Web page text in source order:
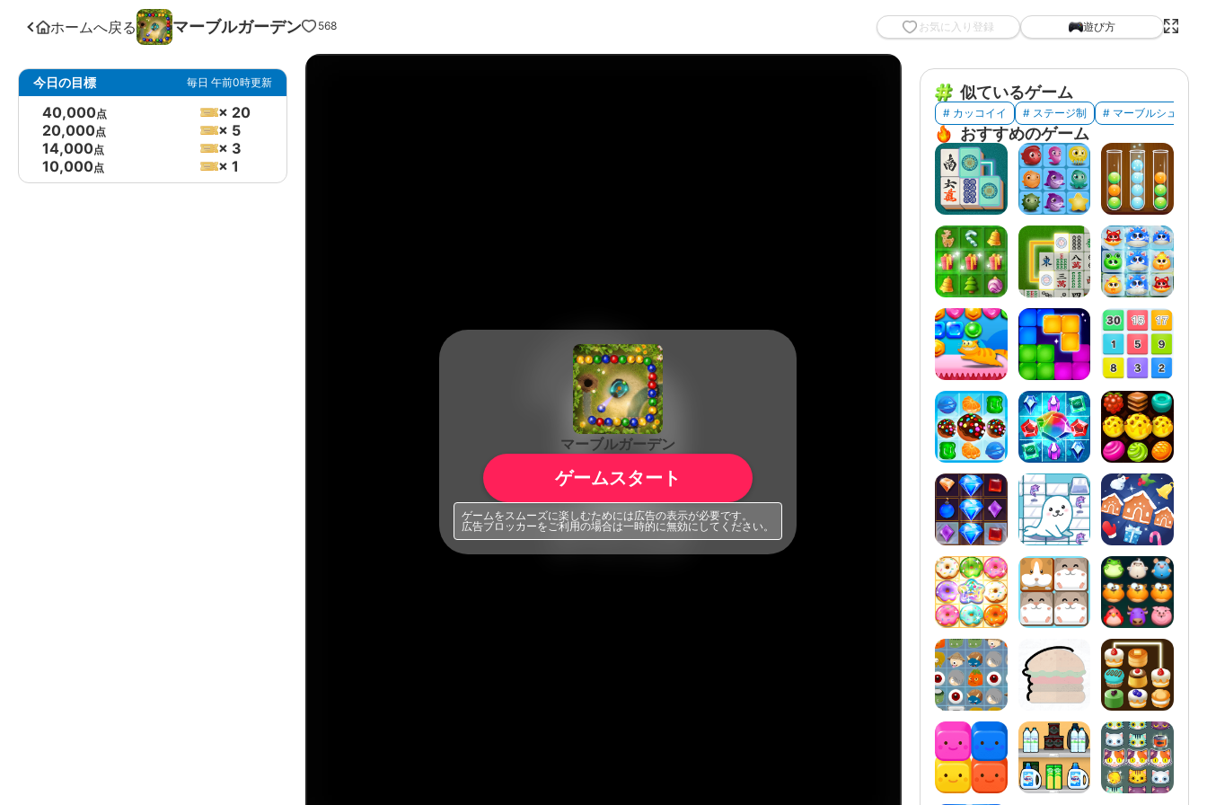
ホームへ戻る マーブルガーデン 568 お気に入り登録 遊び方
今日の目標 毎日 午前0時更新
40,000点
× 20
20,000点
× 5
14,000点
× 3
10,000点 × 1
マーブルガーデン
ゲームスタート
ゲームをスムーズに楽しむためには広告の表示が必要です。
広告ブロッカーをご利用の場合は一時的に無効にしてください。
似ているゲーム
# カッコイイ # ステージ制 # マーブルシューテ
おすすめのゲーム